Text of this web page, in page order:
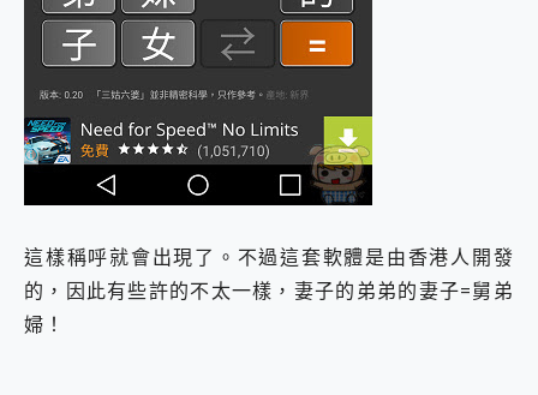
這樣稱呼就會出現了。不過這套軟體是由香港人開發
的，因此有些許的不太一樣，妻子的弟弟的妻子=舅弟
婦！